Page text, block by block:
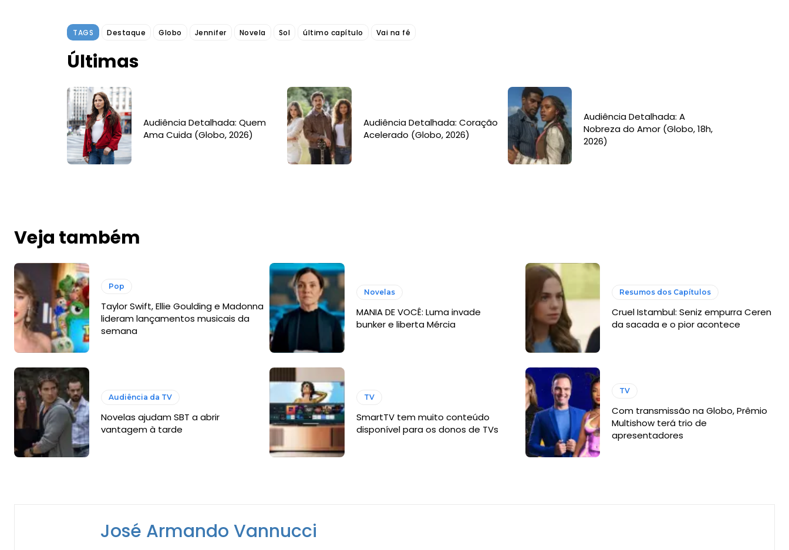
TAGS Destaque Globo Jennifer Novela Sol último capítulo Vai na fé
Últimas
Audiência Detalhada: Quem
Ama Cuida (Globo, 2026)
Audiência Detalhada: Coração
Acelerado (Globo, 2026)
Audiência Detalhada: A
Nobreza do Amor (Globo, 18h,
2026)
Veja também
Pop
Taylor Swift, Ellie Goulding e Madonna
lideram lançamentos musicais da
semana
Novelas
MANIA DE VOCÊ: Luma invade
bunker e liberta Mércia
Resumos dos Capítulos
Cruel Istambul: Seniz empurra Ceren
da sacada e o pior acontece
Audiência da TV
Novelas ajudam SBT a abrir
vantagem à tarde
TV
SmartTV tem muito conteúdo
disponível para os donos de TVs
TV
Com transmissão na Globo, Prêmio
Multishow terá trio de
apresentadores
José Armando Vannucci